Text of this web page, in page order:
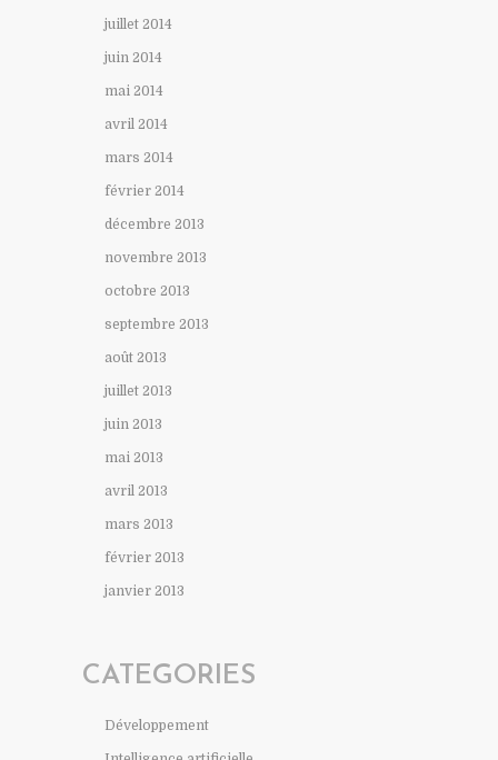
juillet 2014
juin 2014
mai 2014
avril 2014
mars 2014
février 2014
décembre 2013
novembre 2013
octobre 2013
septembre 2013
août 2013
juillet 2013
juin 2013
mai 2013
avril 2013
mars 2013
février 2013
janvier 2013
CATEGORIES
Développement